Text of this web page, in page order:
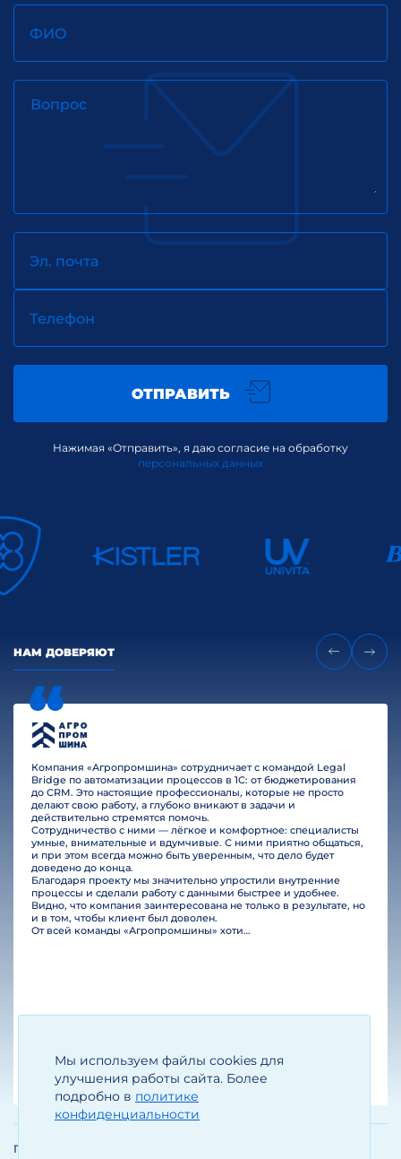
Мы используем файлы cookies для
улучшения работы сайта. Более
подробно в политике
конфиденциальности
ФИО
Вопрос
Эл. почта
Телефон
ОТПРАВИТЬ
Нажимая «Отправить», я даю согласие на обработку
персональных данных
НАМ ДОВЕРЯЮТ
Компания «Агропромшина» сотрудничает с командой Legal
Bridge по автоматизации процессов в 1С: от бюджетирования
до CRM. Это настоящие профессионалы, которые не просто
делают свою работу, а глубоко вникают в задачи и
действительно стремятся помочь.
Сотрудничество с ними — лёгкое и комфортное: специалисты
умные, внимательные и вдумчивые. С ними приятно общаться,
и при этом всегда можно быть уверенным, что дело будет
доведено до конца.
Благодаря проекту мы значительно упростили внутренние
процессы и сделали работу с данными быстрее и удобнее.
Видно, что компания заинтересована не только в результате, но
и в том, чтобы клиент был доволен.
От всей команды «Агропромшины» хотим поблагодарить специалистов Legal Bridge за отличную работу и человеческое отношение.…
Егизарян И.А.
Генеральный директор
Политика обработки и защиты